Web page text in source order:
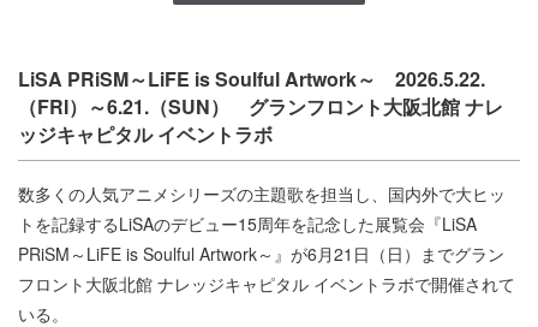
LiSA PRiSM～LiFE is Soulful Artwork～ 2026.5.22.
（FRI）～6.21.（SUN） グランフロント大阪北館 ナレ
ッジキャピタル イベントラボ
数多くの人気アニメシリーズの主題歌を担当し、国内外で大ヒッ
トを記録するLiSAのデビュー15周年を記念した展覧会『LiSA
PRiSM～LiFE is Soulful Artwork～』が6月21日（日）までグラン
フロント大阪北館 ナレッジキャピタル イベントラボで開催されて
いる。